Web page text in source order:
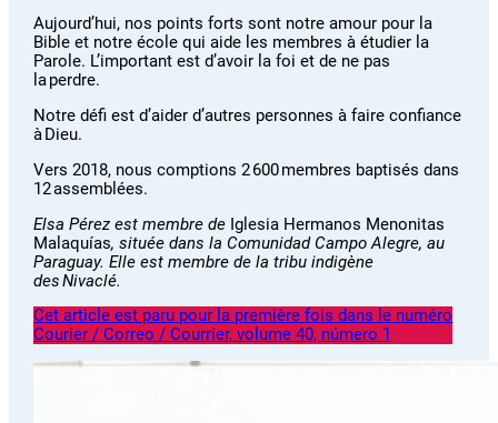
Aujourd’hui, nos points forts sont notre amour pour la
Bible et notre école qui aide les membres à étudier la
Parole. L’important est d’avoir la foi et de ne pas
la perdre.
Notre défi est d’aider d’autres personnes à faire confiance
à Dieu.
Vers 2018, nous comptions 2 600 membres baptisés dans
12 assemblées.
Elsa Pérez est membre de Iglesia Hermanos Menonitas
Malaquías, située dans la Comunidad Campo Alegre, au
Paraguay. Elle est membre de la tribu indigène
des Nivaclé.
Cet article est paru pour la première fois dans le numéro
Courier / Correo / Courrier, volume 40, número 1